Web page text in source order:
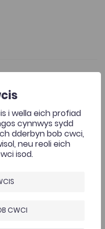
Add to favourites
Add to favourites
Buchner,
ddrama' (2009)
i wella eich profiad
cynnwys sydd
dderbyn bob cwci,
neu reoli eich
isod.
CWCI